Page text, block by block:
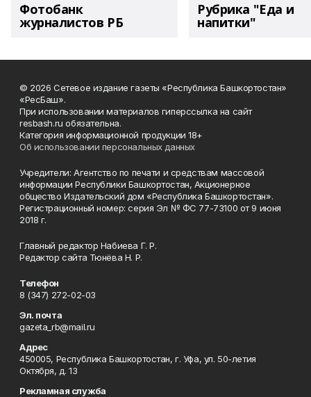
Фотобанк
журналистов РБ
Рубрика "Еда и
напитки"
© 2026 Сетевое издание газеты «Республика Башкортостан»
«РесБаш».
При использовании материалов гиперссылка на сайт
resbash.ru обязательна.
Категория информационной продукции 18+
Об использовании персональных данных
Учредители: Агентство по печати и средствам массовой
информации Республики Башкортостан, Акционерное
общество Издательский дом «Республика Башкортостан».
Регистрационный номер: серия Эл № ФС 77-73100 от 9 июня
2018 г.
Главный редактор Набиева Г. Р.
Редактор сайта Тюнёва Н. Р.
Телефон
8 (347) 272-02-03
Эл. почта
gazeta_rb@mail.ru
Адрес
450005, Республика Башкортостан, г. Уфа, ул. 50-летия
Октября, д. 13
Рекламная служба